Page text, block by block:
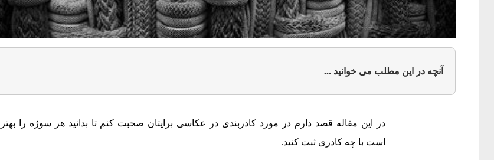
آنچه در این مطلب می خوانید ...
در این مقاله قصد دارم در مورد کادربندی در عکاسی برایتان صحبت کنم تا بدانید هر سوژه را بهتر
است با چه کادری ثبت کنید.